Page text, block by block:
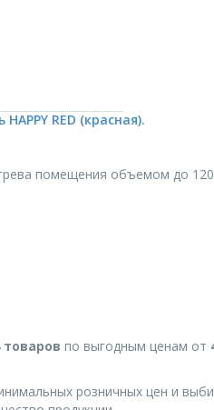
HAPPY RED (красная).
помещения объемом до 120
товаров по выгодным ценам от
розничных цен и